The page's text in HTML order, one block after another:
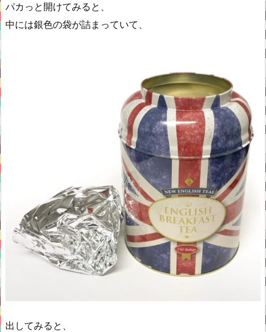
パカっと開けてみると、
中には銀色の袋が詰まっていて、
出してみると、